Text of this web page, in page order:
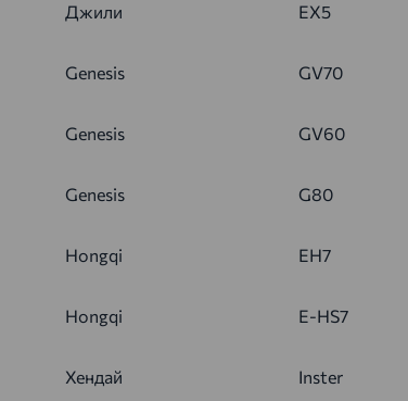
Джили EX5
Genesis GV70
Genesis GV60
Genesis G80
Hongqi EH7
Hongqi E-HS7
Хендай Inster